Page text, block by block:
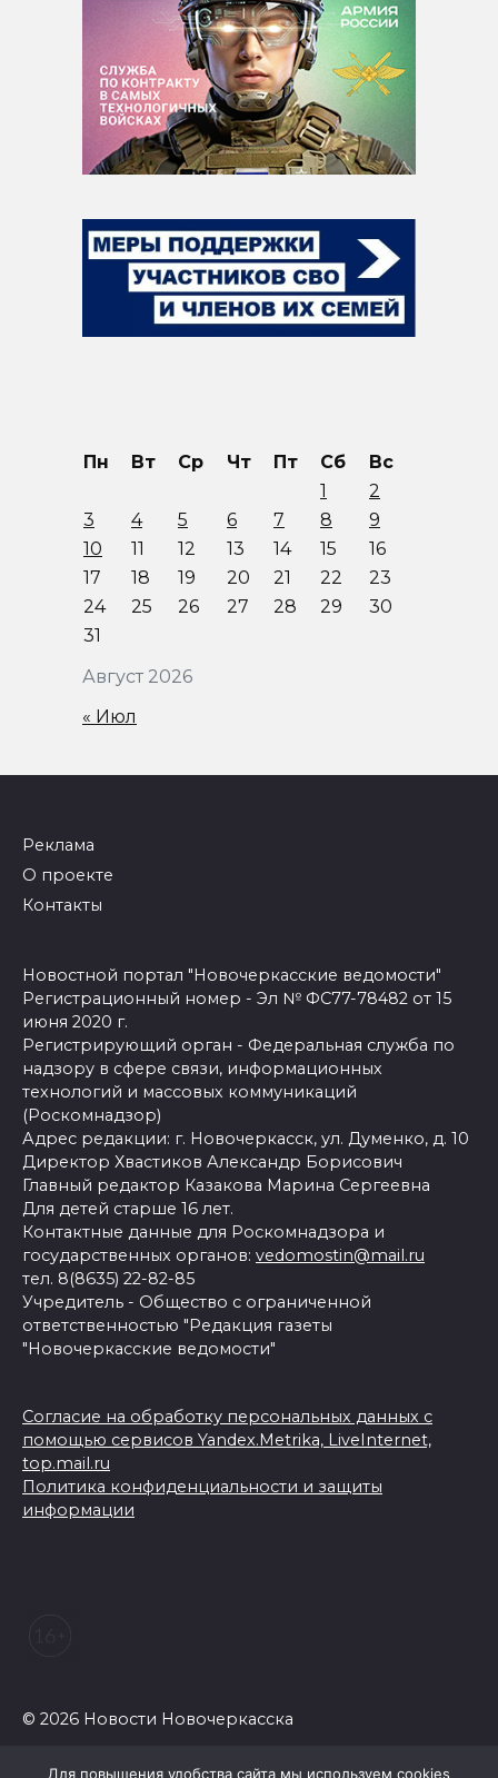
Август 2026
Пн Вт Ср Чт Пт Сб
Вс
1
2
3
4 5 6 7 8
9
10
11 12 13 14 15
16
17
18 19 20 21 22
23
24
25 26 27 28 29
30
31
« Июл
Реклама
О проекте
Контакты
Новостной портал "Новочеркасские ведомости"
Регистрационный номер - Эл № ФС77-78482 от 15
июня 2020 г.
Регистрирующий орган - Федеральная служба по
надзору в сфере связи, информационных
технологий и массовых коммуникаций
(Роскомнадзор)
Адрес редакции: г. Новочеркасск, ул. Думенко, д. 10
Директор Хвастиков Александр Борисович
Главный редактор Казакова Марина Сергеевна
Для детей старше 16 лет.
Контактные данные для Роскомнадзора и
государственных органов: vedomostin@mail.ru
тел. 8(8635) 22-82-85
Учредитель - Общество с ограниченной
ответственностью "Редакция газеты
"Новочеркасские ведомости"
Согласие на обработку персональных данных с
помощью сервисов Yandex.Metrika, LiveInternet,
top.mail.ru
Политика конфиденциальности и защиты
информации
© 2026 Новости Новочеркасска
Для повышения удобства сайта мы используем cookies